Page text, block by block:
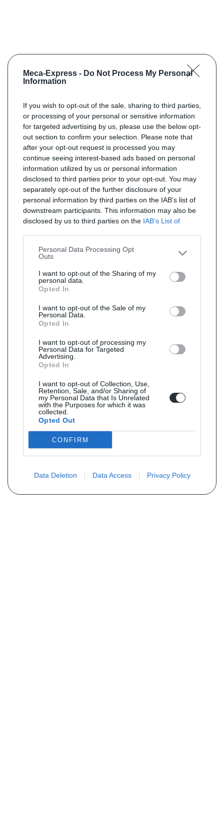
Meca-Express - Do Not Process My Personal
Information
If you wish to opt-out of the sale, sharing to third parties,
or processing of your personal or sensitive information
for targeted advertising by us, please use the below opt-
out section to confirm your selection. Please note that
after your opt-out request is processed you may
continue seeing interest-based ads based on personal
information utilized by us or personal information
disclosed to third parties prior to your opt-out. You may
separately opt-out of the further disclosure of your
personal information by third parties on the IAB’s list of
downstream participants. This information may also be
disclosed by us to third parties on the IAB’s List of
Personal Data Processing Opt
Outs
I want to opt-out of the Sharing of my
personal data.
Opted In
I want to opt-out of the Sale of my
Personal Data.
Opted In
I want to opt-out of processing my
Personal Data for Targeted
Advertising.
Opted In
I want to opt-out of Collection, Use,
Retention, Sale, and/or Sharing of
my Personal Data that Is Unrelated
with the Purposes for which it was
collected.
Opted Out
CONFIRM
Data Deletion Data Access Privacy Policy